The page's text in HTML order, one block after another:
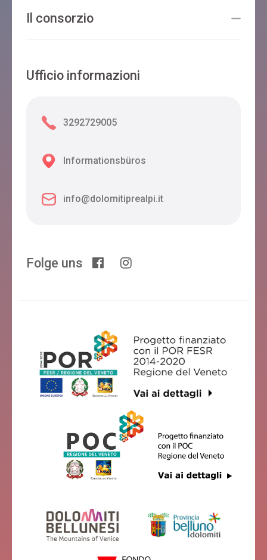
Il consorzio
Ufficio informazioni
3292729005
Informationsbüros
info@dolomitiprealpi.it
Folge uns